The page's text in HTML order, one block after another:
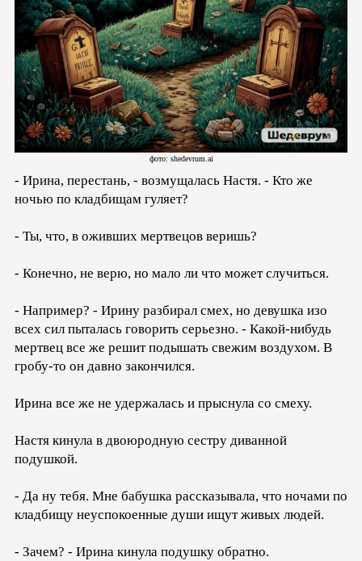
фото: shedevrum.ai
- Ирина, перестань, - возмущалась Настя. - Кто же
ночью по кладбищам гуляет?
- Ты, что, в оживших мертвецов веришь?
- Конечно, не верю, но мало ли что может случиться.
- Например? - Ирину разбирал смех, но девушка изо
всех сил пыталась говорить серьезно. - Какой-нибудь
мертвец все же решит подышать свежим воздухом. В
гробу-то он давно закончился.
Ирина все же не удержалась и прыснула со смеху.
Настя кинула в двоюродную сестру диванной
подушкой.
- Да ну тебя. Мне бабушка рассказывала, что ночами по
кладбищу неуспокоенные души ищут живых людей.
- Зачем? - Ирина кинула подушку обратно.